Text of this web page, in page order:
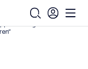
Open
/